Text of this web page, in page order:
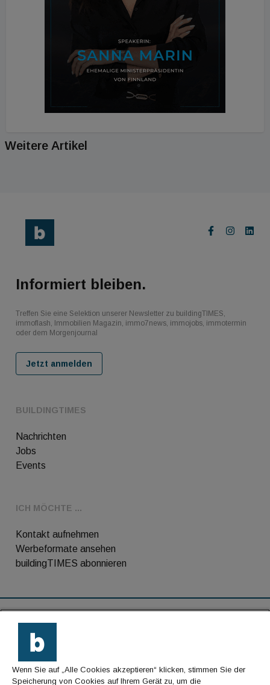
Weitere Artikel
BUILDINGTIMES
Nachrichten
Jobs
Events
ICH MÖCHTE ...
Kontakt aufnehmen
Werbeformate ansehen
buildingTIMES abonnieren
Informiert bleiben.
Treffen Sie eine Selektion unserer Newsletter zu buildingTIMES,
immoflash, Immobilien Magazin, immo7news, immojobs, immotermin
oder dem Morgenjournal
Jetzt anmelden
Kontakt
Impressum
Wenn Sie auf „Alle Cookies akzeptieren“ klicken, stimmen Sie der
Speicherung von Cookies auf Ihrem Gerät zu, um die